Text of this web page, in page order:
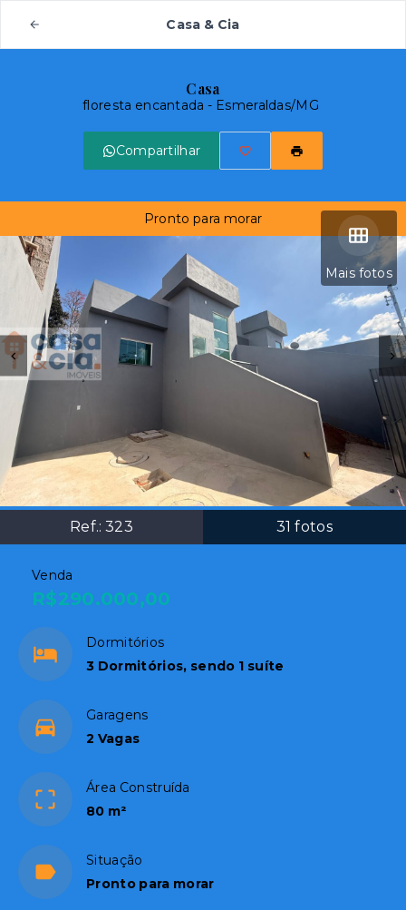
Casa & Cia
Casa
floresta encantada - Esmeraldas/MG
Compartilhar
Mais fotos
Ref.:323 31 fotos
Pronto para morar
Venda
R$290.000,00
Dormitórios
3 Dormitórios, sendo 1 suíte
Garagens
2 Vagas
Área Construída
80 m²
Situação
Pronto para morar